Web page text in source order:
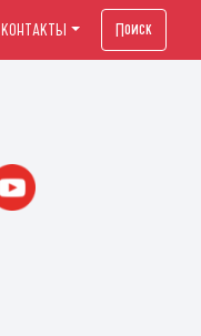
КОНТАКТЫ Поиск